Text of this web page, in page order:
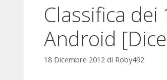
Classifica
Android
18 Dicembre 2012 di Roby492